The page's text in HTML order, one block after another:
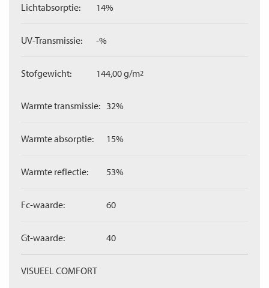
Lichtabsorptie: 14%
UV-Transmissie: -%
Stofgewicht: 144,00 g/m2
Warmte transmissie: 32%
Warmte absorptie: 15%
Warmte reflectie: 53%
Fc-waarde: 60
Gt-waarde: 40
VISUEEL COMFORT